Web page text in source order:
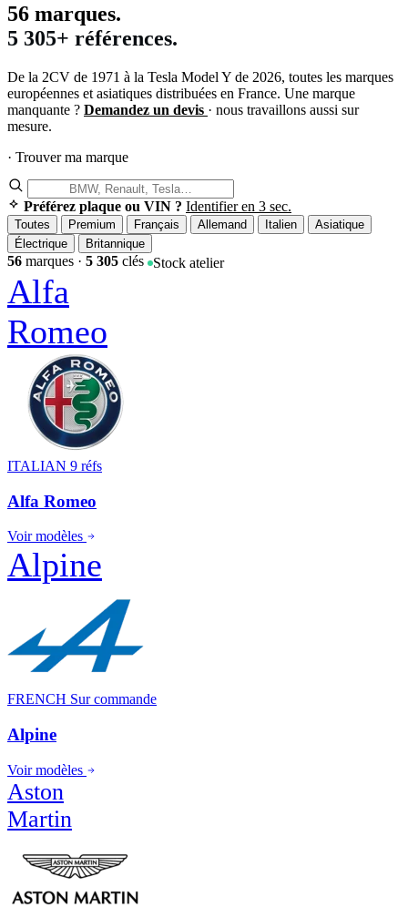
56 marques.
5 305+ références.
De la 2CV de 1971 à la Tesla Model Y de 2026, toutes les marques
européennes et asiatiques distribuées en France. Une marque
manquante ? Demandez un devis · nous travaillons aussi sur
mesure.
· Trouver ma marque
Préférez plaque ou VIN ? Identifier en 3 sec.
Toutes Premium Français Allemand Italien
Asiatique
Électrique
Britannique
56 marques · 5 305 clés Stock atelier
Alfa
Romeo
ITALIAN 9 réfs
Alfa Romeo
Voir modèles
Alpine
FRENCH Sur commande
Alpine
Voir modèles
Aston
Martin